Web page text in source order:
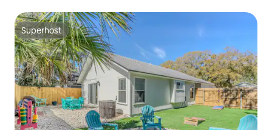
Superhost
Superhost